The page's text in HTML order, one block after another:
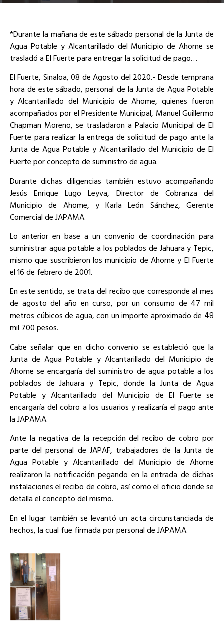
*Durante la mañana de este sábado personal de la Junta de
Agua Potable y Alcantarillado del Municipio de Ahome se
trasladó a El Fuerte para entregar la solicitud de pago…
El Fuerte, Sinaloa, 08 de Agosto del 2020.- Desde temprana
hora de este sábado, personal de la Junta de Agua Potable
y Alcantarillado del Municipio de Ahome, quienes fueron
acompañados por el Presidente Municipal, Manuel Guillermo
Chapman Moreno, se trasladaron a Palacio Municipal de El
Fuerte para realizar la entrega de solicitud de pago ante la
Junta de Agua Potable y Alcantarillado del Municipio de El
Fuerte por concepto de suministro de agua.
Durante dichas diligencias también estuvo acompañando
Jesús Enrique Lugo Leyva, Director de Cobranza del
Municipio de Ahome, y Karla León Sánchez, Gerente
Comercial de JAPAMA.
Lo anterior en base a un convenio de coordinación para
suministrar agua potable a los poblados de Jahuara y Tepic,
mismo que suscribieron los municipio de Ahome y El Fuerte
el 16 de febrero de 2001.
En este sentido, se trata del recibo que corresponde al mes
de agosto del año en curso, por un consumo de 47 mil
metros cúbicos de agua, con un importe aproximado de 48
mil 700 pesos.
Cabe señalar que en dicho convenio se estableció que la
Junta de Agua Potable y Alcantarillado del Municipio de
Ahome se encargaría del suministro de agua potable a los
poblados de Jahuara y Tepic, donde la Junta de Agua
Potable y Alcantarillado del Municipio de El Fuerte se
encargaría del cobro a los usuarios y realizaría el pago ante
la JAPAMA.
Ante la negativa de la recepción del recibo de cobro por
parte del personal de JAPAF, trabajadores de la Junta de
Agua Potable y Alcantarillado del Municipio de Ahome
realizaron la notificación pegando en la entrada de dichas
instalaciones el recibo de cobro, así como el oficio donde se
detalla el concepto del mismo.
En el lugar también se levantó un acta circunstanciada de
hechos, la cual fue firmada por personal de JAPAMA.